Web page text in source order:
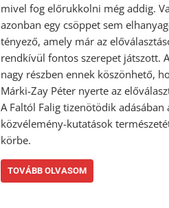
mivel fog előrukkolni még addig.
azonban egy csöppet sem
tényező, amely már az
rendkívül fontos szerepet játszott.
nagy részben ennek köszönhető,
Márki-Zay Péter nyerte az
A Faltól Falig tizenötödik adásában
közvélemény-kutatások
körbe.
TOVÁBB OLVASOM